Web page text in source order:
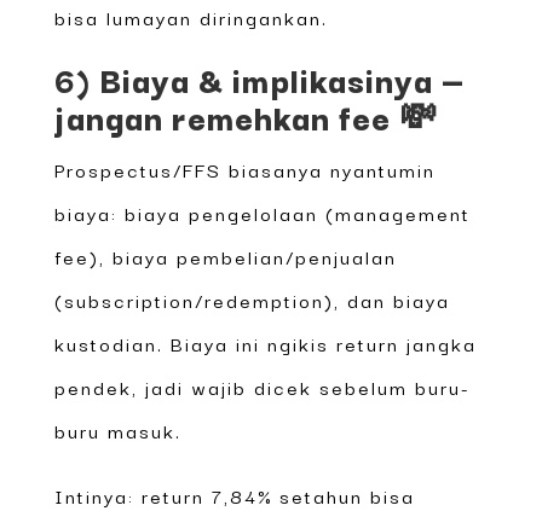
bisa lumayan diringankan.
6) Biaya & implikasinya —
jangan remehkan fee 💸
Prospectus/FFS biasanya nyantumin
biaya: biaya pengelolaan (management
fee), biaya pembelian/penjualan
(subscription/redemption), dan biaya
kustodian. Biaya ini ngikis return jangka
pendek, jadi wajib dicek sebelum buru-
buru masuk.
Intinya: return 7,84% setahun bisa